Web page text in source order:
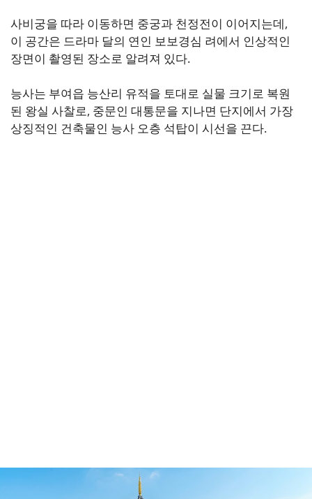
사비궁을 따라 이동하면 중궁과 천정전이 이어지는데,
이 공간은 드라마 달의 연인 보보경심 려에서 인상적인
장면이 촬영된 장소로 알려져 있다.
능사는 부여읍 능산리 유적을 토대로 실물 크기로 복원
된 왕실 사찰로, 중문인 대통문을 지나면 단지에서 가장
상징적인 건축물인 능사 오층 석탑이 시선을 끈다.